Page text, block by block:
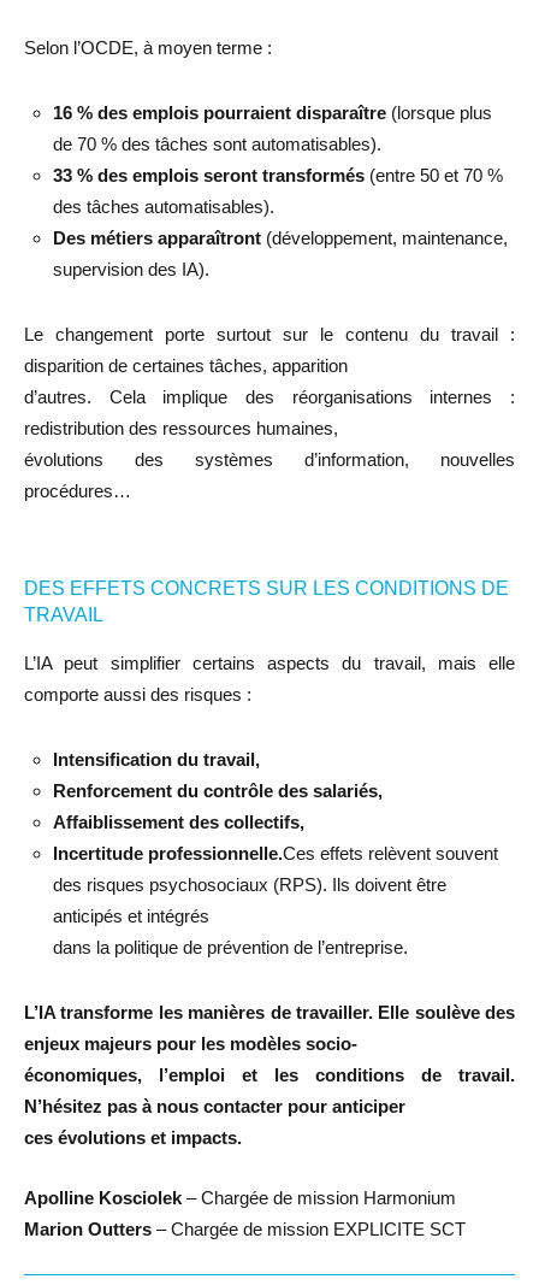
Selon l’OCDE, à moyen terme :
16 % des emplois pourraient disparaître (lorsque plus
de 70 % des tâches sont automatisables).
33 % des emplois seront transformés (entre 50 et 70 %
des tâches automatisables).
Des métiers apparaîtront (développement, maintenance,
supervision des IA).
Le changement porte surtout sur le contenu du travail :
disparition de certaines tâches, apparition
d’autres. Cela implique des réorganisations internes :
redistribution des ressources humaines,
évolutions des systèmes d’information, nouvelles
procédures…
DES EFFETS CONCRETS SUR LES CONDITIONS DE
TRAVAIL
L’IA peut simplifier certains aspects du travail, mais elle
comporte aussi des risques :
Intensification du travail,
Renforcement du contrôle des salariés,
Affaiblissement des collectifs,
Incertitude professionnelle.Ces effets relèvent souvent
des risques psychosociaux (RPS). Ils doivent être
anticipés et intégrés
dans la politique de prévention de l’entreprise.
L’IA transforme les manières de travailler. Elle soulève des
enjeux majeurs pour les modèles socio-
économiques, l’emploi et les conditions de travail.
N’hésitez pas à nous contacter pour anticiper
ces évolutions et impacts.
Apolline Kosciolek – Chargée de mission Harmonium
Marion Outters – Chargée de mission EXPLICITE SCT